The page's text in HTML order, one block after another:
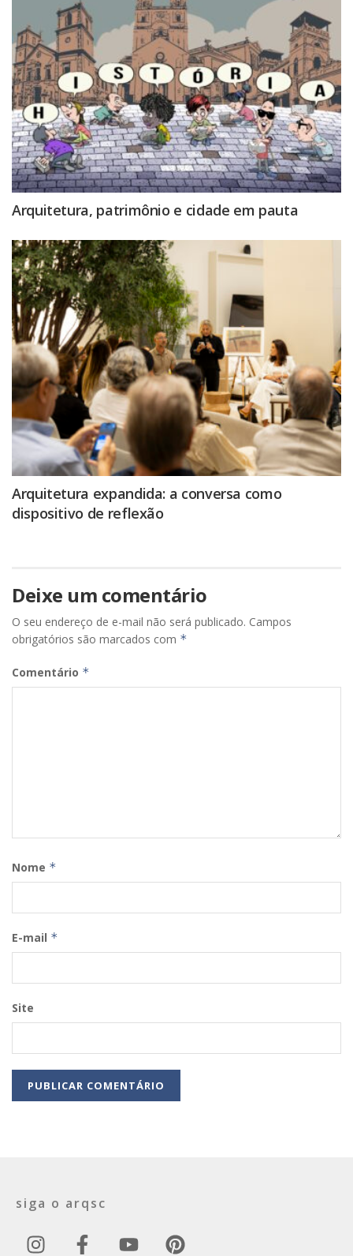
Arquitetura, patrimônio e cidade em pauta
Arquitetura expandida: a conversa como
dispositivo de reflexão
Deixe um comentário
O seu endereço de e-mail não será publicado. Campos
obrigatórios são marcados com *
Comentário *
Nome *
E-mail *
Site
siga o arqsc